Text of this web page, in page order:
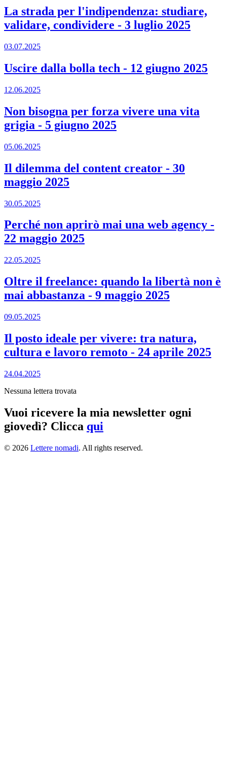
La strada per l'indipendenza: studiare,
validare, condividere - 3 luglio 2025
03.07.2025
Uscire dalla bolla tech - 12 giugno 2025
12.06.2025
Non bisogna per forza vivere una vita
grigia - 5 giugno 2025
05.06.2025
Il dilemma del content creator - 30
maggio 2025
30.05.2025
Perché non aprirò mai una web agency -
22 maggio 2025
22.05.2025
Oltre il freelance: quando la libertà non è
mai abbastanza - 9 maggio 2025
09.05.2025
Il posto ideale per vivere: tra natura,
cultura e lavoro remoto - 24 aprile 2025
24.04.2025
Nessuna lettera trovata
Vuoi ricevere la mia newsletter ogni
giovedì? Clicca qui
© 2026 Lettere nomadi. All rights reserved.